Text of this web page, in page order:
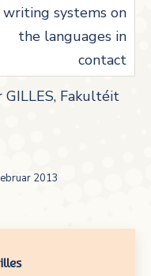
systems on
the languages in
contact
GILLES, Fakultéit
2013